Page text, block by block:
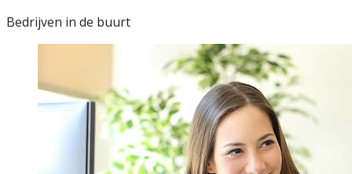
Bedrijven in de buurt